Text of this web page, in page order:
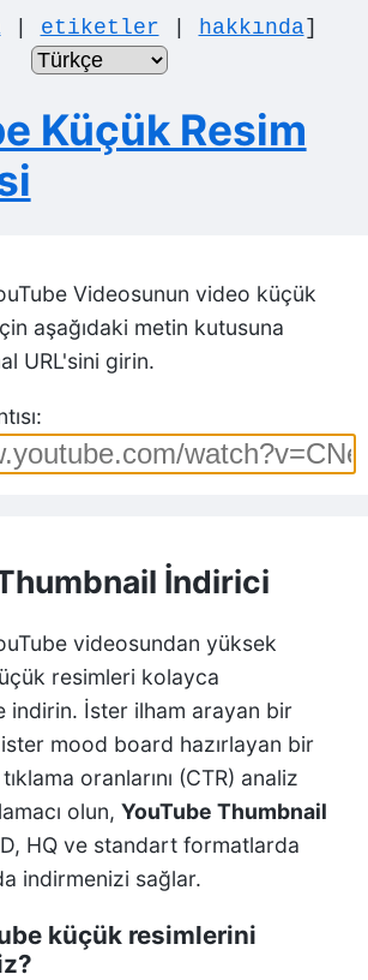
| etiketler hakkında]
Küçük Resim
Videosunun video küçük
aşağıdaki metin kutusuna
URL'sini girin.
İndirici
videosundan yüksek
resimleri kolayca
indirin. İster ilham arayan bir
mood board hazırlayan bir
oranlarını (CTR) analiz
olun, YouTube Thumbnail
HQ ve standart formatlarda
indirmenizi sağlar.
küçük resimlerini